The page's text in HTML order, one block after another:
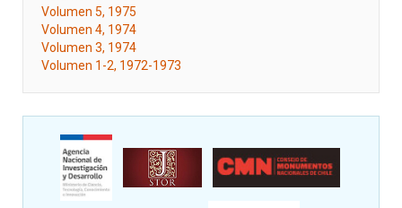
Volumen 5, 1975
Volumen 4, 1974
Volumen 3, 1974
Volumen 1-2, 1972-1973